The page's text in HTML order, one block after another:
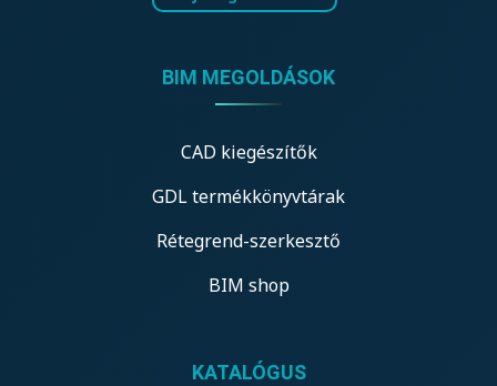
BIM MEGOLDÁSOK
CAD kiegészítők
GDL termékkönyvtárak
Rétegrend-szerkesztő
BIM shop
KATALÓGUS